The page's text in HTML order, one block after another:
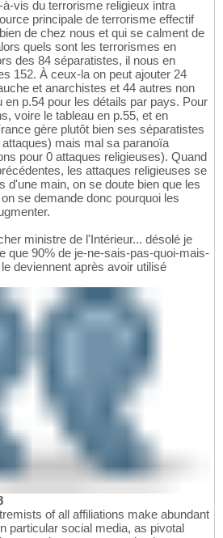
vis du terrorisme religieux intra
principale de terrorisme effectif
de chez nous et qui se calment de
quels sont les terrorismes en
des 84 séparatistes, il nous en
152. À ceux-la on peut ajouter 24
et anarchistes et 44 autres non
en p.54 pour les détails par pays. Pour
voire le tableau en p.55, et en
gère plutôt bien ses séparatistes
mais mal sa paranoïa
pour 0 attaques religieuses). Quand
les attaques religieuses se
d'une main, on se doute bien que les
se demande donc pourquoi les
ministre de l'Intérieur... désolé je
que 90% de je-ne-sais-pas-quoi-mais-
deviennent après avoir utilisé
of all affiliations make abundant
particular social media, as pivotal